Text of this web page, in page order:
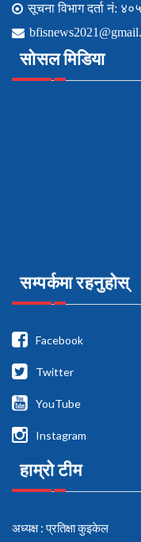
सूचना विभाग दर्ता नं:
सोसल मिडिया
सम्पर्कमा रहनुहोस्
Facebook
Twitter
YouTube
Instagram
हाम्रो टीम
अध्यक्ष : प्रतिक्षा कुइकेल